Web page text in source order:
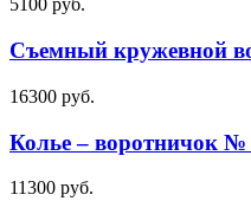
5100 руб.
Съемный кружевной
16300 руб.
Колье – воротничок №
11300 руб.